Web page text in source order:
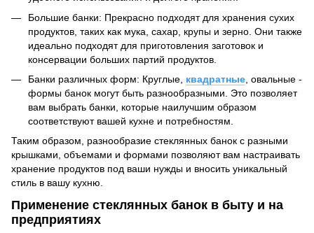
Большие банки: Прекрасно подходят для хранения сухих
продуктов, таких как мука, сахар, крупы и зерно. Они также
идеально подходят для приготовления заготовок и
консервации больших партий продуктов.
Банки различных форм: Круглые, квадратные , овальные -
формы банок могут быть разнообразными. Это позволяет
вам выбрать банки, которые наилучшим образом
соответствуют вашей кухне и потребностям.
Таким образом, разнообразие стеклянных банок с разными
крышками, объемами и формами позволяют вам настраивать
хранение продуктов под ваши нужды и вносить уникальный
стиль в вашу кухню.
Применение стеклянных банок в быту и на
предприятиях